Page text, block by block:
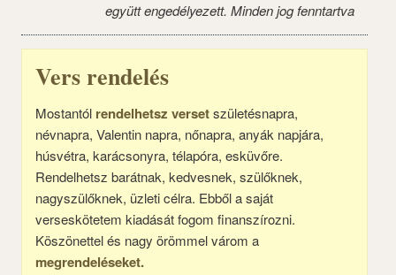
együtt engedélyezett. Minden jog fenntartva
Vers rendelés
Mostantól rendelhetsz versetszületésnapra,
névnapra, Valentin napra, nőnapra, anyák napjára,
húsvétra, karácsonyra, télapóra, esküvőre.
Rendelhetsz barátnak, kedvesnek, szülőknek,
nagyszülőknek, üzleti célra. Ebből a saját
verseskötetem kiadását fogom finanszírozni.
Köszönettel és nagy örömmel várom a
megrendeléseket.